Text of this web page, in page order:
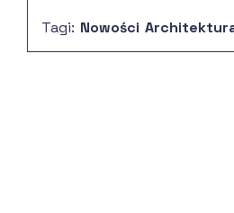
na potrzeby dydaktyczno-
programem wieloletnim
Tagi: Nowości